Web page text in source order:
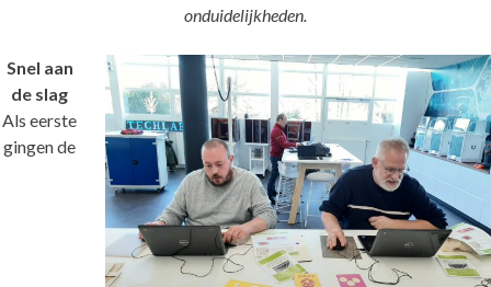
onduidelijkheden.
Snel aan
de slag
Als eerste
gingen de